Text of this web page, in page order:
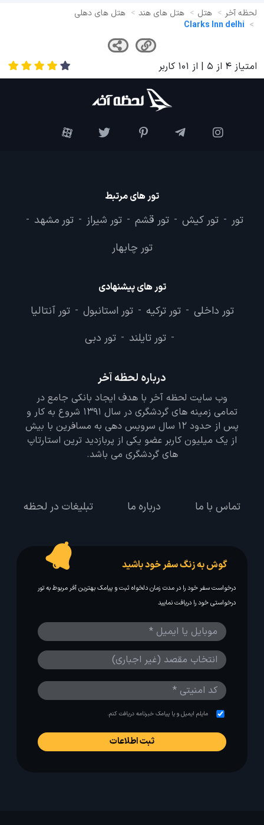
لحظه آخر هتل هتل های هند
هتل های دهلی
Clarks Inn delhi
امتیاز 4 از 5 | از 101 کاربر
تور های مرتبط
تور - تور کیش - تور قشم - تور شیراز - تور مشهد -
تور چابهار
تور های پیشنهادی
تور داخلی - تور ترکیه - تور استانبول - تور آنتالیا
- تور تایلند - تور دبی
درباره لحظه آخر
وب سایت لحظه آخر با هدف ایجاد بانکی جامع در
تمامی زمینه های گردشگری در سال 1391 شروع به کار و
پس از حدود 12 سال سرویس دهی به مسافرین با بیش
از یک میلیون کاربر عضو یکی از پربازدید ترین استارتاپ
های گردشگری می باشد.
تماس با ما درباره ما تبلیغات در لحظه
گوش به زنگ سفر خود باشید
درخواست سفر خود را در مدت زمان دلخواه ثبت و پیامک بهترین آفر مربوط به تور
درخواستی خود را دریافت نمایید
مایلم ایمیل و یا پیامک خبرنامه دریافت کنم.